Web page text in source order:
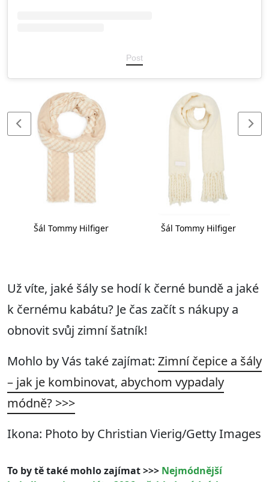
Post
Šál Tommy Hilfiger Šál Tommy Hilfiger
Už víte, jaké šály se hodí k černé bundě a jaké
k černému kabátu? Je čas začít s nákupy a
obnovit svůj zimní šatník!
Mohlo by Vás také zajímat: Zimní čepice a šály
– jak je kombinovat, abychom vypadaly
módně? >>>
Ikona: Photo by Christian Vierig/Getty Images
To by tě také mohlo zajímat >>> Nejmódnější